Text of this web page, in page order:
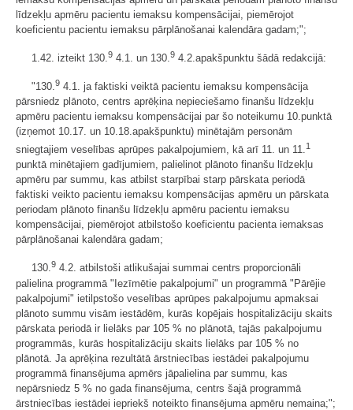
līdzekļu apmēru pacientu iemaksu kompensācijai, piemērojot
koeficientu pacientu iemaksu pārplānošanai kalendāra gadam;";
1.42. izteikt 130. 9 4.1. un 130. 9 4.2.apakšpunktu šādā redakcijā:
"130.9 4.1. ja faktiski veiktā pacientu iemaksu kompensācija
pārsniedz plānoto, centrs aprēķina nepieciešamo finanšu līdzekļu
apmēru pacientu iemaksu kompensācijai par šo noteikumu 10.punktā
(izņemot 10.17. un 10.18.apakšpunktu) minētajām personām
sniegtajiem veselības aprūpes pakalpojumiem, kā arī 11. un 11.1
punktā minētajiem gadījumiem, palielinot plānoto finanšu līdzekļu
apmēru par summu, kas atbilst starpībai starp pārskata periodā
faktiski veikto pacientu iemaksu kompensācijas apmēru un pārskata
periodam plānoto finanšu līdzekļu apmēru pacientu iemaksu
kompensācijai, piemērojot atbilstošo koeficientu pacienta iemaksas
pārplānošanai kalendāra gadam;
130.9 4.2. atbilstoši atlikušajai summai centrs proporcionāli
palielina programmā "Iezīmētie pakalpojumi" un programmā "Pārējie
pakalpojumi" ietilpstošo veselības aprūpes pakalpojumu apmaksai
plānoto summu visām iestādēm, kurās kopējais hospitalizāciju skaits
pārskata periodā ir lielāks par 105 % no plānotā, tajās pakalpojumu
programmās, kurās hospitalizāciju skaits lielāks par 105 % no
plānotā. Ja aprēķina rezultātā ārstniecības iestādei pakalpojumu
programmā finansējuma apmērs jāpalielina par summu, kas
nepārsniedz 5 % no gada finansējuma, centrs šajā programmā
ārstniecības iestādei iepriekš noteikto finansējuma apmēru nemaina;";